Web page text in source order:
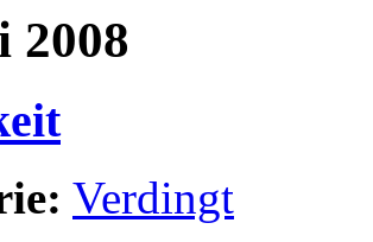
2008
Verdingt